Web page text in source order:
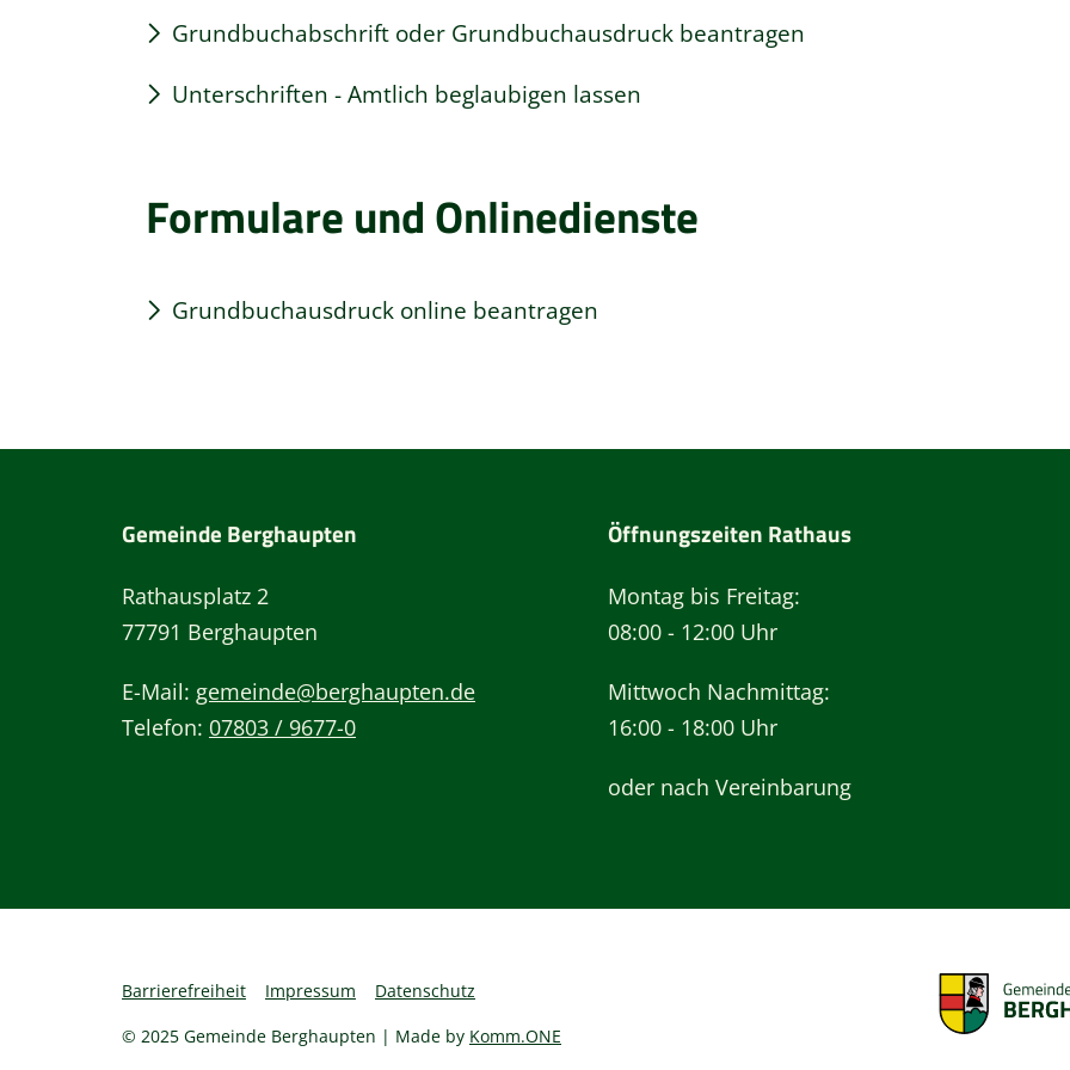
Grundbuchabschrift oder Grundbuchausdruck beantragen
Unterschriften - Amtlich beglaubigen lassen
Formulare und Onlinedienste
Grundbuchausdruck online beantragen
Gemeinde Berghaupten
Rathausplatz 2
77791 Berghaupten
E-Mail: gemeinde@berghaupten.de
Telefon: 07803 / 9677-0
Öffnungszeiten Rathaus
Montag bis Freitag:
08:00 - 12:00 Uhr
Mittwoch Nachmittag:
16:00 - 18:00 Uhr
oder nach Vereinbarung
Barrierefreiheit Impressum
Datenschutz
© 2025 Gemeinde Berghaupten | Made by Komm.ONE